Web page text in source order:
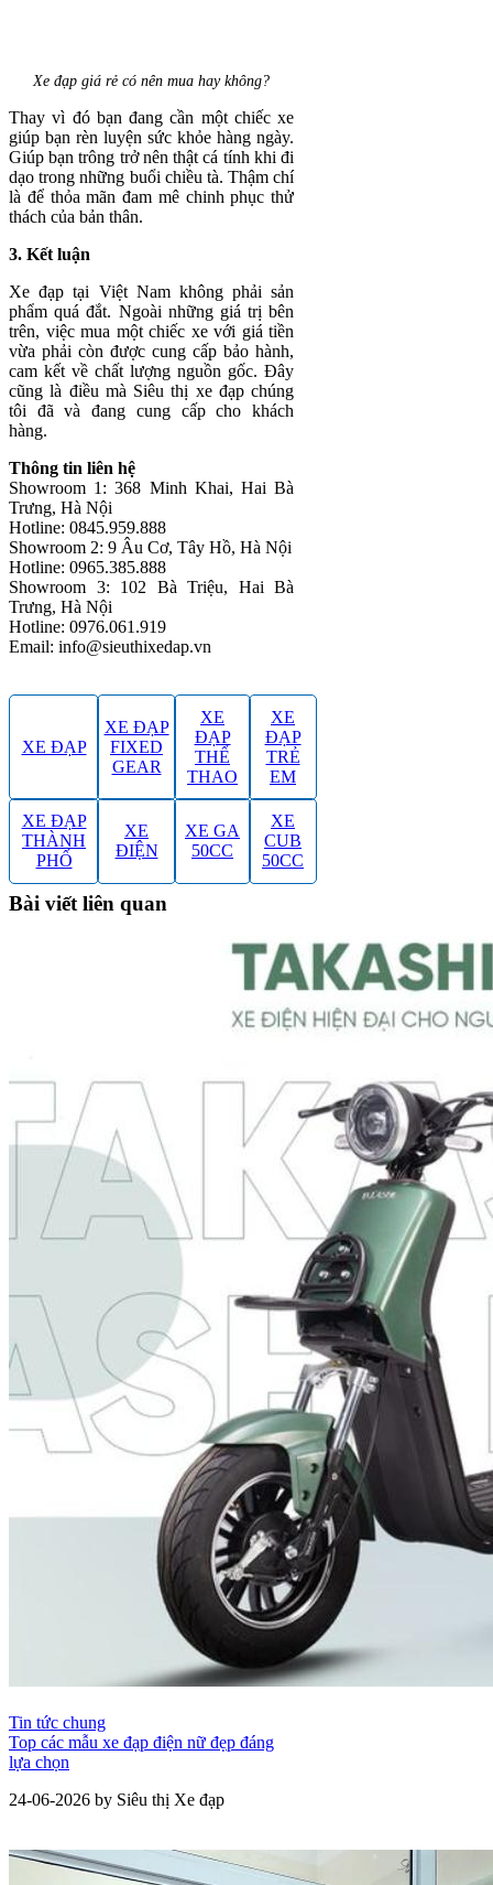
Xe đạp giá rẻ có nên mua hay không?
Thay vì đó bạn đang cần một chiếc xe
giúp bạn rèn luyện sức khỏe hàng ngày.
Giúp bạn trông trở nên thật cá tính khi đi
dạo trong những buổi chiều tà. Thậm chí
là để thỏa mãn đam mê chinh phục thử
thách của bản thân.
3. Kết luận
Xe đạp tại Việt Nam không phải sản
phẩm quá đắt. Ngoài những giá trị bên
trên, việc mua một chiếc xe với giá tiền
vừa phải còn được cung cấp bảo hành,
cam kết về chất lượng nguồn gốc. Đây
cũng là điều mà Siêu thị xe đạp chúng
tôi đã và đang cung cấp cho khách
hàng.
Thông tin liên hệ
Showroom 1: 368 Minh Khai, Hai Bà
Trưng, Hà Nội
Hotline: 0845.959.888
Showroom 2: 9 Âu Cơ, Tây Hồ, Hà Nội
Hotline: 0965.385.888
Showroom 3: 102 Bà Triệu, Hai Bà
Trưng, Hà Nội
Hotline: 0976.061.919
Email: info@sieuthixedap.vn
XE ĐẠP
XE ĐẠP
FIXED
GEAR
XE
ĐẠP
THỂ
THAO
XE
ĐẠP
TRẺ
EM
XE ĐẠP
THÀNH
PHỐ
XE
ĐIỆN
XE GA
50CC
XE
CUB
50CC
Bài viết liên quan
Tin tức chung
Top các mẫu xe đạp điện nữ đẹp đáng
lựa chọn
24-06-2026 by Siêu thị Xe đạp